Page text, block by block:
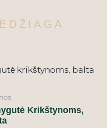
Krikštynoms,